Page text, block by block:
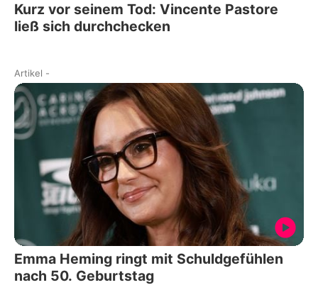
Kurz vor seinem Tod: Vincente Pastore
ließ sich durchchecken
Artikel -
Emma Heming ringt mit Schuldgefühlen
nach 50. Geburtstag